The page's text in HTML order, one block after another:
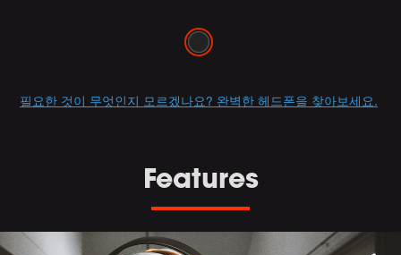
Promotions
필요한 것이 무엇인지 모르겠나요? 완벽한 헤드폰을 찾아보세요.
Features